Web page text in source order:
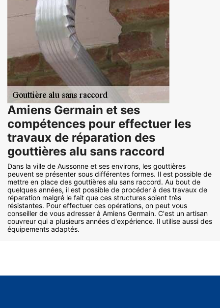
Amiens Germain et ses
compétences pour effectuer les
travaux de réparation des
gouttières alu sans raccord
Dans la ville de Aussonne et ses environs, les gouttières
peuvent se présenter sous différentes formes. Il est possible de
mettre en place des gouttières alu sans raccord. Au bout de
quelques années, il est possible de procéder à des travaux de
réparation malgré le fait que ces structures soient très
résistantes. Pour effectuer ces opérations, on peut vous
conseiller de vous adresser à Amiens Germain. C'est un artisan
couvreur qui a plusieurs années d'expérience. Il utilise aussi des
équipements adaptés.